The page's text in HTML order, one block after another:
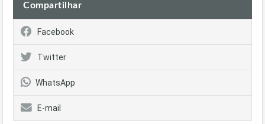
Compartilhar
Facebook
Twitter
WhatsApp
E-mail